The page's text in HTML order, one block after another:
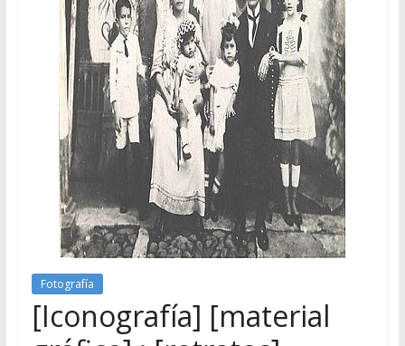
Fotografía
[Iconografía] [material